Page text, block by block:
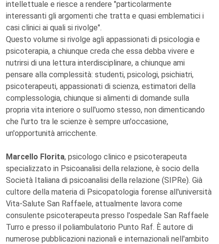
intellettuale e riesce a rendere "particolarmente
interessanti gli argomenti che tratta e quasi emblematici i
casi clinici ai quali si rivolge".
Questo volume si rivolge agli appassionati di psicologia e
psicoterapia, a chiunque creda che essa debba vivere e
nutrirsi di una lettura interdisciplinare, a chiunque ami
pensare alla complessità: studenti, psicologi, psichiatri,
psicoterapeuti, appassionati di scienza, estimatori della
complessologia, chiunque si alimenti di domande sulla
propria vita interiore o sull'uomo stesso, non dimenticando
che l'urto tra le scienze è sempre un'occasione,
un'opportunità arricchente.
Marcello Florita, psicologo clinico e psicoterapeuta
specializzato in Psicoanalisi della relazione, è socio della
Società Italiana di psicoanalisi della relazione (SIPRe). Già
cultore della materia di Psicopatologia forense all'università
Vita-Salute San Raffaele, attualmente lavora come
consulente psicoterapeuta presso l'ospedale San Raffaele
Turro e presso il poliambulatorio Punto Raf. È autore di
numerose pubblicazioni nazionali e internazionali nell'ambito